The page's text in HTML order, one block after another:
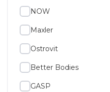
NOW
Maxler
Ostrovit
Better Bodies
GASP